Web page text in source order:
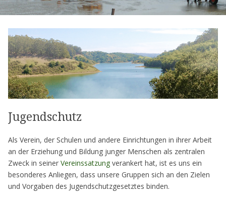
Jugendschutz
Als Verein, der Schulen und andere Einrichtungen in ihrer Arbeit
an der Erziehung und Bildung junger Menschen als zentralen
Zweck in seiner Vereinssatzung verankert hat, ist es uns ein
besonderes Anliegen, dass unsere Gruppen sich an den Zielen
und Vorgaben des Jugendschutzgesetztes binden.